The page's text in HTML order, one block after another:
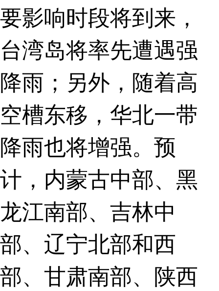
要影响时段将到来，
台湾岛将率先遭遇强
降雨；另外，随着高
空槽东移，华北一带
降雨也将增强。预
计，内蒙古中部、黑
龙江南部、吉林中
部、辽宁北部和西
部、甘肃南部、陕西